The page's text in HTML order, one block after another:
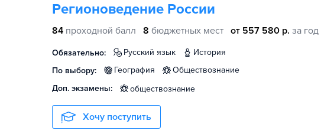
Регионоведение России
84 проходной балл 8 бюджетных мест от 557 580 р. за год
Обязательно: русский язык
история
По выбору:
география
обществознание
Доп. экзамены:
обществознание
Хочу поступить